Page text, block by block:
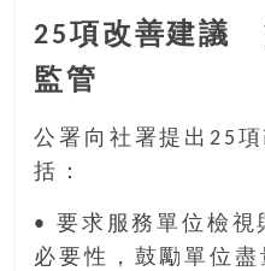
25項改善建議
監管
公署向社署提出25
括：
• 要求服務單位檢視
必要性，鼓勵單位